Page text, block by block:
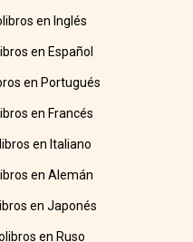
en Inglés
en Español
en Portugués
en Francés
en Italiano
en Alemán
en Japonés
en Ruso